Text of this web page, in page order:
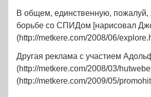
В общем, единственную,
борьбе со СПИДом [нарисовал
(http://metkere.com/2008/06/
Другая реклама с участием
(http://metkere.com/2008/03/
(http://metkere.com/2009/05/